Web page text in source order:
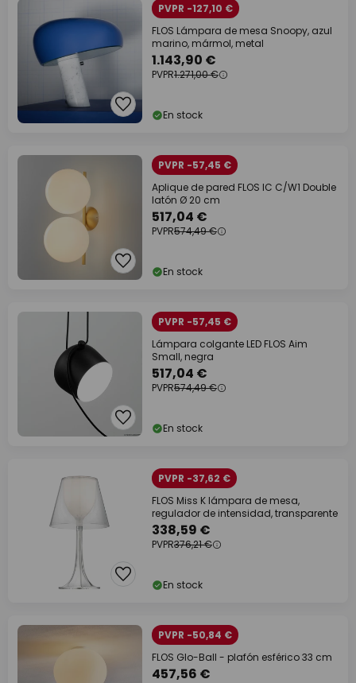
PVPR -127,10 €
FLOS Lámpara de mesa Snoopy, azul
marino, mármol, metal
1.143,90 €
PVPR1.271,00 €
En stock
PVPR -57,45 €
Aplique de pared FLOS IC C/W1 Double
latón Ø 20 cm
517,04 €
PVPR574,49 €
En stock
PVPR -57,45 €
Lámpara colgante LED FLOS Aim
Small, negra
517,04 €
PVPR574,49 €
En stock
PVPR -37,62 €
FLOS Miss K lámpara de mesa,
regulador de intensidad, transparente
338,59 €
PVPR376,21 €
En stock
PVPR -50,84 €
FLOS Glo-Ball - plafón esférico 33 cm
457,56 €